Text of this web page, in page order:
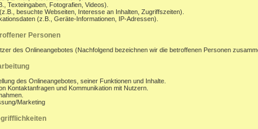
Texteingaben, Fotografien, Videos).
besuchte Webseiten, Interesse an Inhalten, Zugriffszeiten).
(z.B., Geräte-Informationen, IP-Adressen).
Personen
des Onlineangebotes (Nachfolgend bezeichnen wir die betroffenen Personen
des Onlineangebotes, seiner Funktionen und Inhalte.
Kontaktanfragen und Kommunikation mit Nutzern.
Marketing